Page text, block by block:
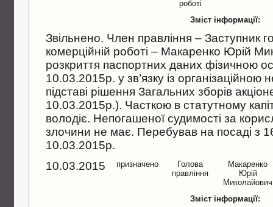
роботi
Зміст інформації:
Звiльнено. Член правлiння – Заступник
комерцiйнiй роботi – Макаренко Юрiй
розкриття паспортних даних фiзичною
10.03.2015р. у зв’язку iз органiзацiйною
пiдставi рiшення Загальних зборiв
10.03.2015р.). Часткою в статутному
володiє. Непогашеної судимостi за
злочини не має. Перебував на посадi з
10.03.2015р.
10.03.2015
призначено
Голова
правлiння
Макаренко
Юрiй
Миколайович
Зміст інформації: